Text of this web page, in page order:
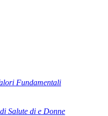
Fundamentali
Salute di e Donne